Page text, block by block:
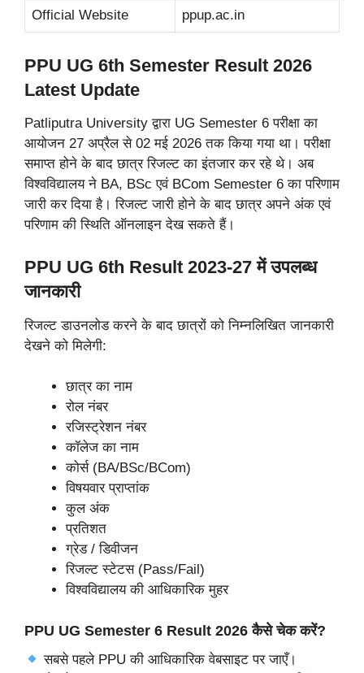
Official Website ppup.ac.in
PPU UG 6th Semester Result 2026
Latest Update
Patliputra University द्वारा UG Semester 6 परीक्षा का
आयोजन 27 अप्रैल से 02 मई 2026 तक किया गया था। परीक्षा
समाप्त होने के बाद छात्र रिजल्ट का इंतजार कर रहे थे। अब
विश्वविद्यालय ने BA, BSc एवं BCom Semester 6 का परिणाम
जारी कर दिया है। रिजल्ट जारी होने के बाद छात्र अपने अंक एवं
परिणाम की स्थिति ऑनलाइन देख सकते हैं।
PPU UG 6th Result 2023-27 में उपलब्ध
जानकारी
रिजल्ट डाउनलोड करने के बाद छात्रों को निम्नलिखित जानकारी
देखने को मिलेगी:
छात्र का नाम
रोल नंबर
रजिस्ट्रेशन नंबर
कॉलेज का नाम
कोर्स (BA/BSc/BCom)
विषयवार प्राप्तांक
कुल अंक
प्रतिशत
ग्रेड / डिवीजन
रिजल्ट स्टेटस (Pass/Fail)
विश्वविद्यालय की आधिकारिक मुहर
PPU UG Semester 6 Result 2026 कैसे चेक करें?
सबसे पहले PPU की आधिकारिक वेबसाइट पर जाएँ।